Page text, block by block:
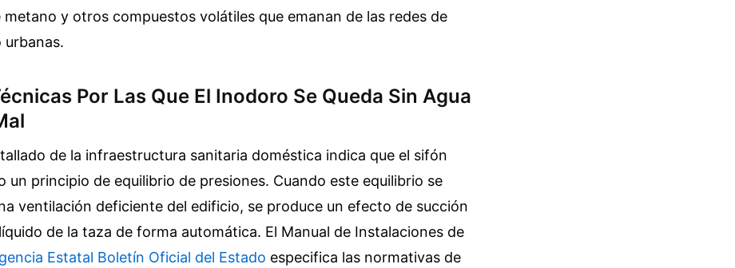
metano y otros compuestos volátiles que emanan de las redes de
urbanas.
Por Las Que El Inodoro Se Queda Sin Agua
de la infraestructura sanitaria doméstica indica que el sifón
un principio de equilibrio de presiones. Cuando este equilibrio se
ventilación deficiente del edificio, se produce un efecto de succión
de la taza de forma automática. El Manual de Instalaciones de
Estatal Boletín Oficial del Estado especifica las normativas de